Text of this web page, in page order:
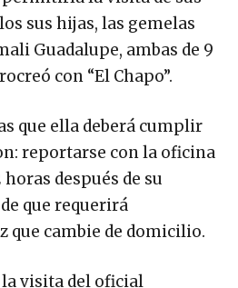
sus hijas, las gemelas
Guadalupe, ambas de 9
con “El Chapo”.
que ella deberá cumplir
reportarse con la oficina
después de su
que requerirá
que cambie de domicilio.
visita del oficial